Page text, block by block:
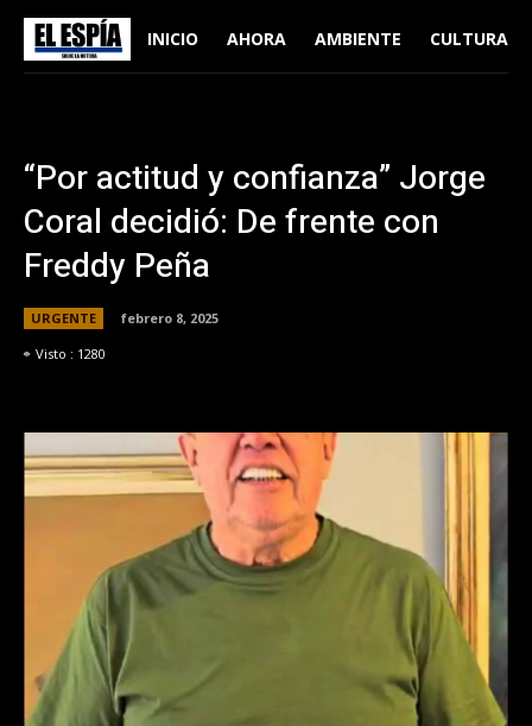
INICIO AHORA AMBIENTE CULTURA
“Por actitud y confianza” Jorge
Coral decidió: De frente con
Freddy Peña
URGENTE
febrero 8, 2025
Visto : 1280